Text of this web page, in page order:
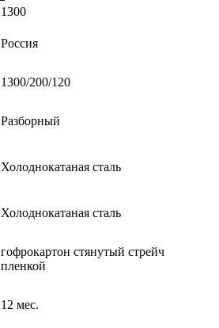
1300
Россия
1300/200/120
Разборный
Холоднокатаная сталь
Холоднокатаная сталь
гофрокартон стянутый стрейч
пленкой
12 мес.